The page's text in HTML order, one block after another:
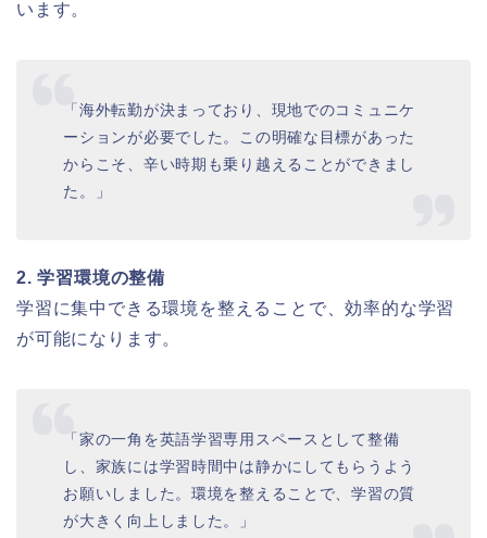
います。
「海外転勤が決まっており、現地でのコミュニケ
ーションが必要でした。この明確な目標があった
からこそ、辛い時期も乗り越えることができまし
た。」
2. 学習環境の整備
学習に集中できる環境を整えることで、効率的な学習
が可能になります。
「家の一角を英語学習専用スペースとして整備
し、家族には学習時間中は静かにしてもらうよう
お願いしました。環境を整えることで、学習の質
が大きく向上しました。」